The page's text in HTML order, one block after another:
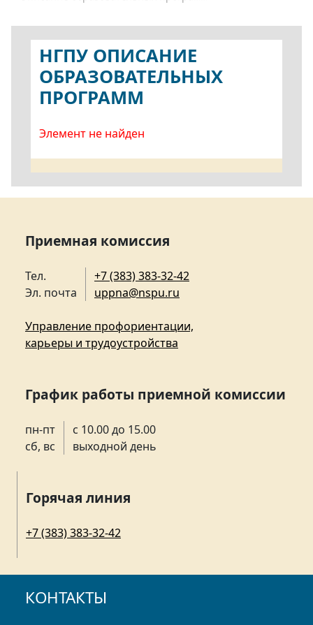
НГПУ ОПИСАНИЕ
ОБРАЗОВАТЕЛЬНЫХ
ПРОГРАММ
Элемент не найден
Приемная комиссия
Тел.
Эл. почта
+7 (383) 383-32-42
uppna@nspu.ru
Управление профориентации,
карьеры и трудоустройства
График работы приемной комиссии
пн-пт
сб, вс
с 10.00 до 15.00
выходной день
Горячая линия
+7 (383) 383-32-42
КОНТАКТЫ